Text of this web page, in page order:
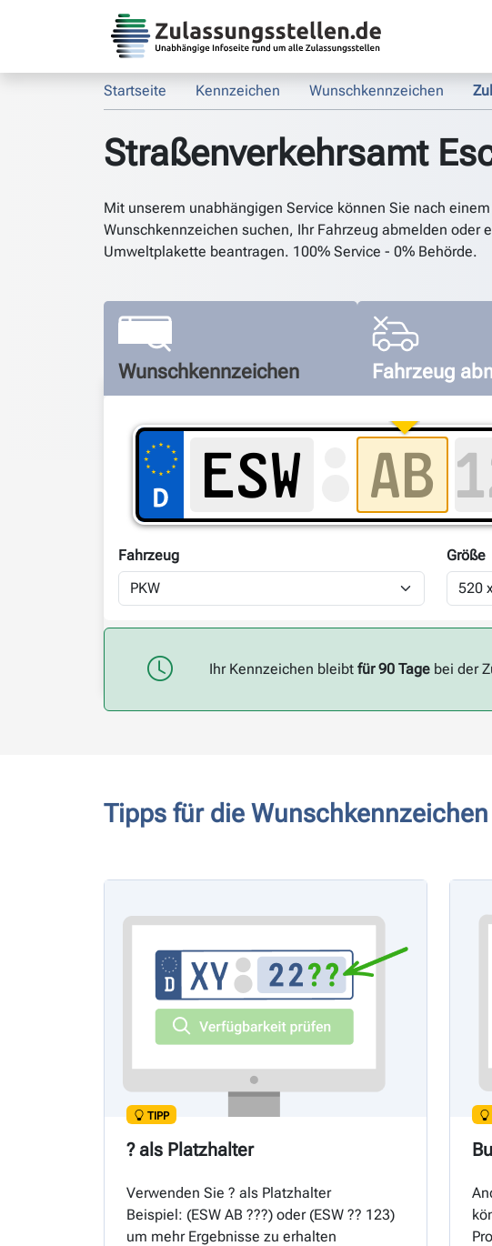
Startseite Kennzeichen Wunschkennzeichen
Straßenverkehrsamt
Mit unserem unabhängigen Service können Sie nach einem
Wunschkennzeichen suchen, Ihr Fahrzeug abmelden oder
Umweltplakette beantragen. 100% Service - 0% Behörde.
Wunschkennzeichen Fahrzeug
Fahrzeug Größe
Ihr Kennzeichen bleibt für 90 Tagebei der
Tipps für die
TIPP
? als Platzhalter
Verwenden Sie ? als Platzhalter
Beispiel: (ESW AB ???) oder (ESW ?? 123)
um mehr Ergebnisse zu erhalten